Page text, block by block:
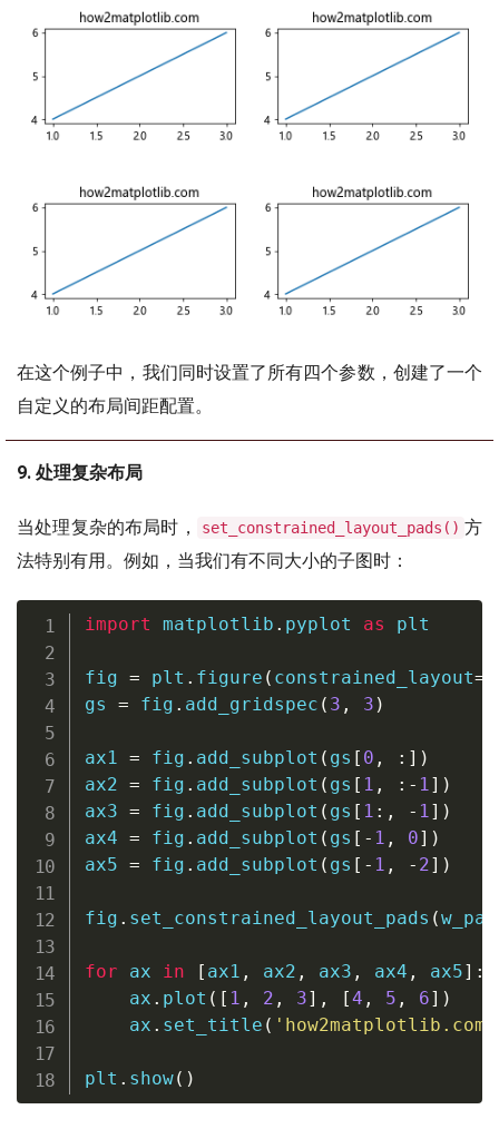
在这个例子中，我们同时设置了所有四个参数，创建了一个
自定义的布局间距配置。
9. 处理复杂布局
当处理复杂的布局时， set_constrained_layout_pads() 方
法特别有用。例如，当我们有不同大小的子图时：
import matplotlib . pyplot as plt
fig = plt . figure ( constrained_layout=
gs = fig . add_gridspec ( 3 , 3 )
ax1 = fig . add_subplot ( gs [ 0 , : ] )
ax2 = fig . add_subplot ( gs [ 1 , : - 1 ] )
ax3 = fig . add_subplot ( gs [ 1 : , - 1 ] )
ax4 = fig . add_subplot ( gs [ - 1 , 0] )
ax5 = fig . add_subplot ( gs [ - 1 , - 2] )
fig . set_constrained_layout_pads (w_pad
for ax in [ ax1 , ax2 , ax3 , ax4 , ax5] :
    ax
. plot ( [ 1 , 2 , 3] , [4 , 5 , 6] )
    ax
. set_title ( 'how2matplotlib.com'
plt . show( )